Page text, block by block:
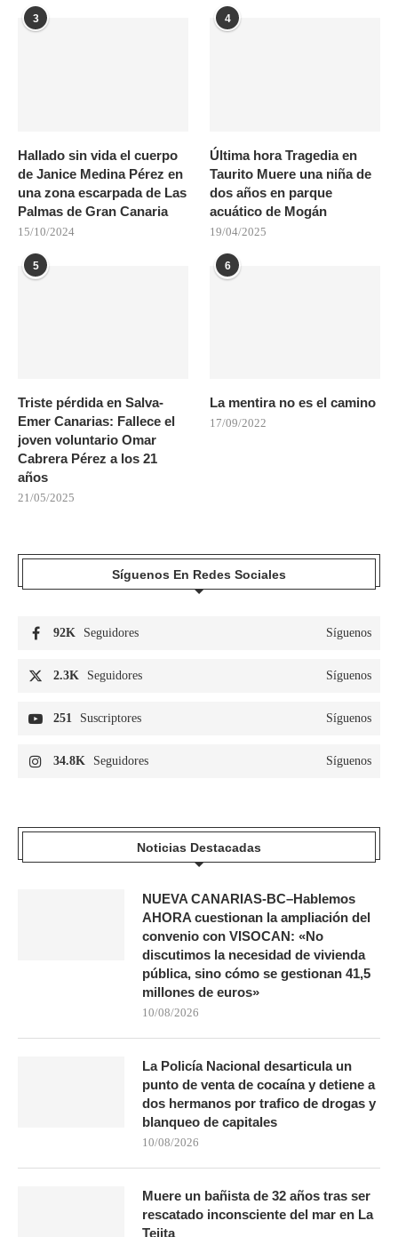
3
Hallado sin vida el cuerpo
de Janice Medina Pérez en
una zona escarpada de Las
Palmas de Gran Canaria
15/10/2024
4
Última hora Tragedia en
Taurito Muere una niña de
dos años en parque
acuático de Mogán
19/04/2025
5
Triste pérdida en Salva-
Emer Canarias: Fallece el
joven voluntario Omar
Cabrera Pérez a los 21
años
21/05/2025
6
La mentira no es el camino
17/09/2022
Síguenos En Redes Sociales
92K Seguidores Síguenos
2.3K Seguidores Síguenos
251 Suscriptores Síguenos
34.8K Seguidores Síguenos
Noticias Destacadas
NUEVA CANARIAS-BC–Hablemos
AHORA cuestionan la ampliación del
convenio con VISOCAN: «No
discutimos la necesidad de vivienda
pública, sino cómo se gestionan 41,5
millones de euros»
10/08/2026
La Policía Nacional desarticula un
punto de venta de cocaína y detiene a
dos hermanos por trafico de drogas y
blanqueo de capitales
10/08/2026
Muere un bañista de 32 años tras ser
rescatado inconsciente del mar en La
Tejita